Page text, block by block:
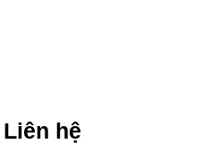
Liên hệ